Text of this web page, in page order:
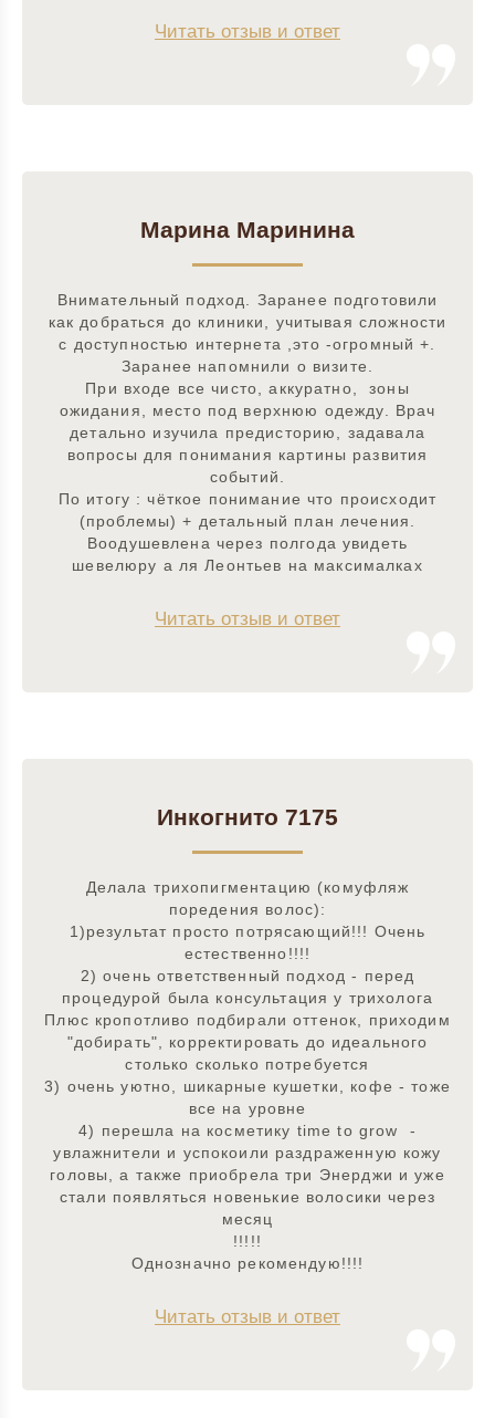
Читать отзыв и ответ
Марина Маринина
Внимательный подход. Заранее подготовили
как добраться до клиники, учитывая сложности
с доступностью интернета ,это -огромный +.
Заранее напомнили о визите.
При входе все чисто, аккуратно, зоны
ожидания, место под верхнюю одежду. Врач
детально изучила предисторию, задавала
вопросы для понимания картины развития
событий.
По итогу : чёткое понимание что происходит
(проблемы) + детальный план лечения.
Воодушевлена через полгода увидеть
шевелюру а ля Леонтьев на максималках
Читать отзыв и ответ
Инкогнито 7175
Делала трихопигментацию (комуфляж
поредения волос):
1)результат просто потрясающий!!! Очень
естественно!!!!
2) очень ответственный подход - перед
процедурой была консультация у трихолога
Плюс кропотливо подбирали оттенок, приходим
"добирать", корректировать до идеального
столько сколько потребуется
3) очень уютно, шикарные кушетки, кофе - тоже
все на уровне
4) перешла на косметику time to grow -
увлажнители и успокоили раздраженную кожу
головы, а также приобрела три Энерджи и уже
стали появляться новенькие волосики через
месяц
!!!!!
Однозначно рекомендую!!!!
Читать отзыв и ответ